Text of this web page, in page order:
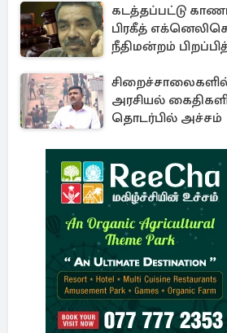
கடத்தப்பட்டு
பிரகீத்
நீதிமன்றம்
அரசியல்
தொடர்பில் அச்சம்